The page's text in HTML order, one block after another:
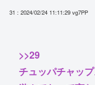
31 : 2024/02/24 11:11:29 vg7PP
>>29
チュッパチャッ